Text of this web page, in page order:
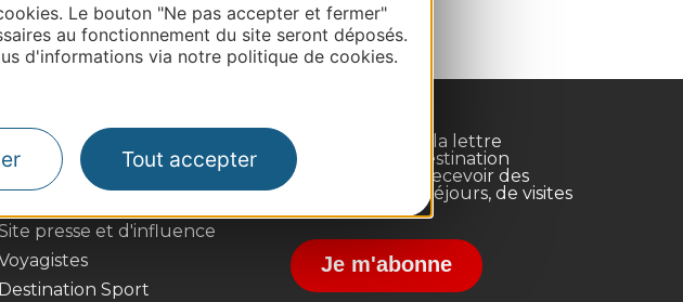
Le bouton "Ne pas accepter et fermer"
au fonctionnement du site seront déposés.
d'informations via notre politique de cookies.
Tout accepter
©OpenStreetMap contributors
Thermalisme
Mice
presse et d'influence
Destination Sport
Inscrivez-vous à la lettre
d'information Destination
Occitanie pour recevoir des
suggestions de séjours, de visites
et de sorties.
Je m'abonne